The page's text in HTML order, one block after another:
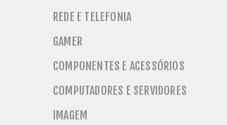
REDE E TELEFONIA
GAMER
COMPONENTES E ACESSÓRIOS
COMPUTADORES E SERVIDORES
IMAGEM